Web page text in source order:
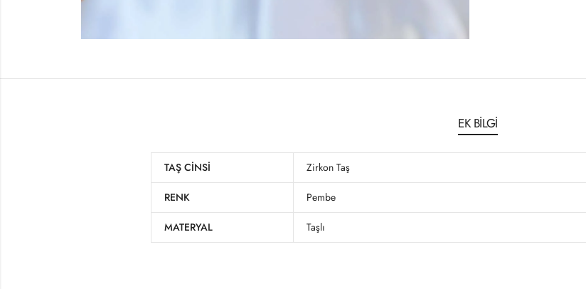
EK BILGI
TAŞ CINSI Zirkon Taş
RENK Pembe
MATERYAL Taşlı